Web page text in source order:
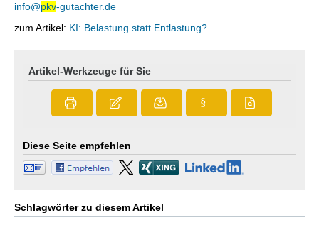
info@pkv-gutachter.de
zum Artikel: KI: Belastung statt Entlastung?
Artikel-Werkzeuge für Sie
§
Diese Seite empfehlen
Schlagwörter zu diesem Artikel